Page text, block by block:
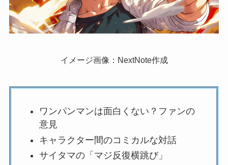
イメージ画像：NextNote作成
ワンパンマンは面白くない？ファンの
意見
キャラクター間のコミカルな対話
サイタマの「マジ反復横跳び」